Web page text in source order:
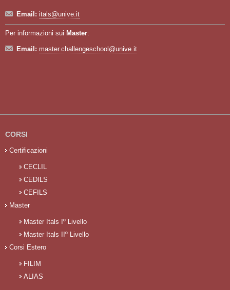
Email: itals@unive.it
Per informazioni sui Master:
Email: master.challengeschool@unive.it
CORSI
Certificazioni
CECLIL
CEDILS
CEFILS
Master
Master Itals Iº Livello
Master Itals IIº Livello
Corsi Estero
FILIM
ALIAS